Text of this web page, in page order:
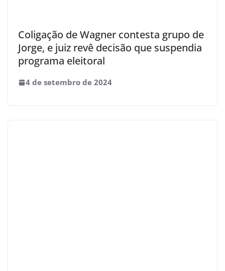
Coligação de Wagner contesta grupo de
Jorge, e juiz revê decisão que suspendia
programa eleitoral
4 de setembro de 2024